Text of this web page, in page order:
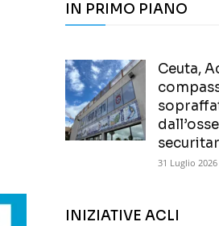
IN PRIMO PIANO
Ceuta,
31 Luglio 2026
INIZIATIVE ACLI